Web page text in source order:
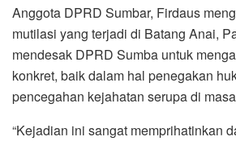
Anggota DPRD Sumbar, Firdaus
mutilasi yang terjadi di Batang Anai,
mendesak DPRD Sumba untuk
konkret, baik dalam hal penegakan
pencegahan kejahatan serupa di
“Kejadian ini sangat memprihatinkan